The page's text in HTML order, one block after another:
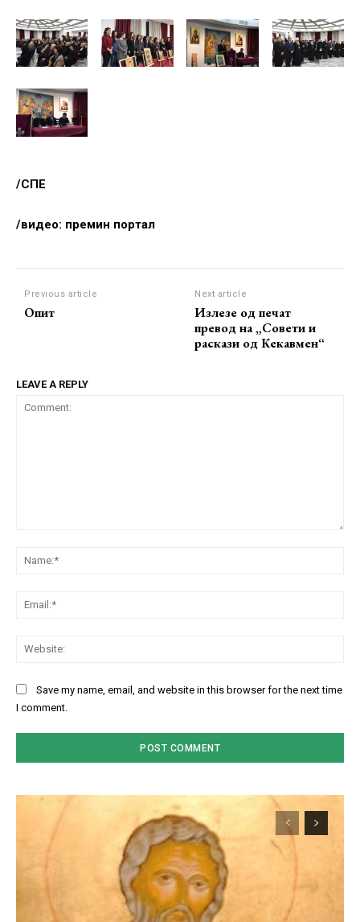
/СПЕ
/видео: премин портал
Previous article
Опит
Next article
Излезе од печат
превод на „Совети и
раскази од Кекавмен“
LEAVE A REPLY
Save my name, email, and website in this browser for the next time
I comment.